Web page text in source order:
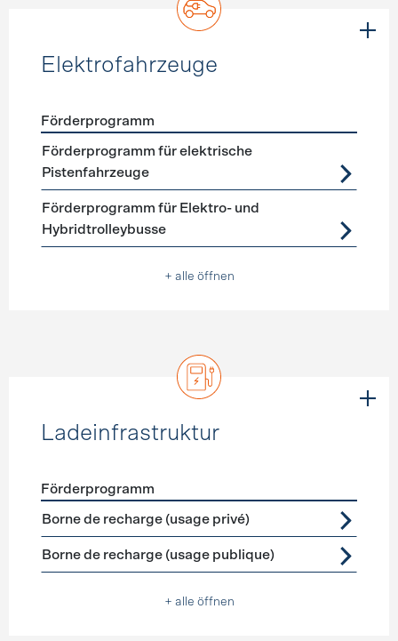
Elektrofahrzeuge
Förderprogramme Elektrofahrzeuge
Förderprogramm
Förderprogramm für elektrische
Pistenfahrzeuge
Förderprogramm für Elektro- und
Hybridtrolleybusse
+ alle öffnen
Ladeinfrastruktur
Förderprogramme Ladeinfrastruktur
Förderprogramm
Borne de recharge (usage privé)
Borne de recharge (usage publique)
+ alle öffnen